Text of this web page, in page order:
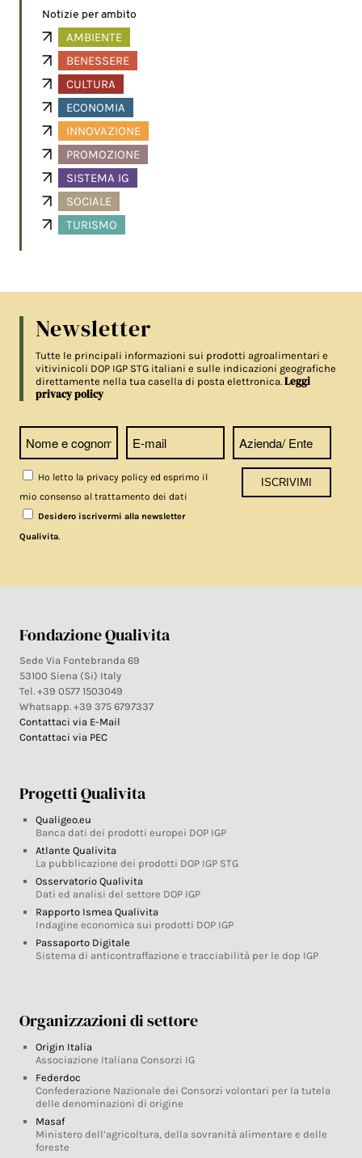
Notizie per ambito
AMBIENTE
BENESSERE
CULTURA
ECONOMIA
INNOVAZIONE
PROMOZIONE
SISTEMA IG
SOCIALE
TURISMO
Newsletter
Tutte le principali informazioni sui prodotti agroalimentari e
vitivinicoli DOP IGP STG italiani e sulle indicazioni geografiche
direttamente nella tua casella di posta elettronica.Leggi
privacy policy
Ho letto la privacy policy ed esprimo il
mio consenso al trattamento dei dati
Desidero iscrivermi alla newsletter
Qualivita
Fondazione Qualivita
Sede Via Fontebranda 69
53100 Siena (Si) Italy
Tel. +39 0577 1503049
Whatsapp. +39 375 6797337
Contattaci via E-Mail
Contattaci via PEC
Progetti Qualivita
Qualigeo.eu
Banca dati dei prodotti europei DOP IGP
Atlante Qualivita
La pubblicazione dei prodotti DOP IGP STG
Osservatorio Qualivita
Dati ed analisi del settore DOP IGP
Rapporto Ismea Qualivita
Indagine economica sui prodotti DOP IGP
Passaporto Digitale
Sistema di anticontraffazione e tracciabilità per le dop IGP
Organizzazioni di settore
Origin Italia
Associazione Italiana Consorzi IG
Federdoc
Confederazione Nazionale dei Consorzi volontari per la tutela
delle denominazioni di origine
Masaf
Ministero dell’agricoltura, della sovranità alimentare e delle
foreste